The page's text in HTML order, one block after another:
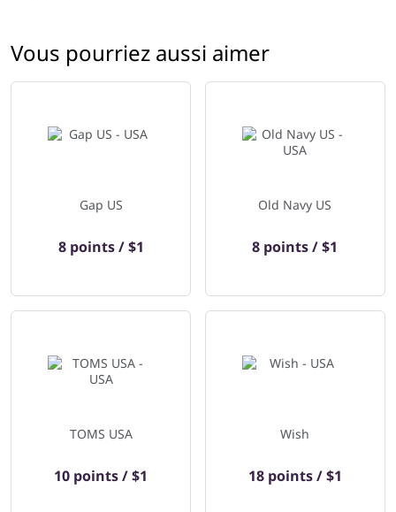
Vous pourriez aussi aimer
Gap US
8 points / $1
Old Navy US
8 points / $1
TOMS USA
10 points / $1
Wish
18 points / $1